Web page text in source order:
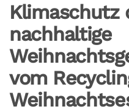
Klimaschutz
nachhaltige
vom